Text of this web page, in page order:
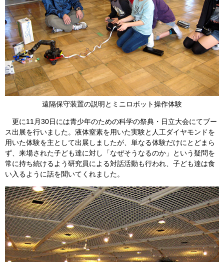
遠隔保守装置の説明とミニロボット操作体験
更に11月30日には青少年のための科学の祭典・日立大会にてブー
ス出展を行いました。液体窒素を用いた実験と人工ダイヤモンドを
用いた体験を主として出展しましたが、単なる体験だけにとどまら
ず、来場された子ども達に対し「なぜそうなるのか」という疑問を
常に持ち続けるよう研究員による対話活動も行われ、子ども達は食
い入るように話を聞いてくれました。